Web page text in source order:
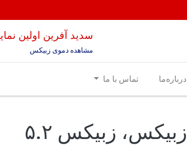
سدید آفرین اولین
مشاهده دموی زبیکس
درباره‌ما تماس با ما
زبیکس ۵.۲